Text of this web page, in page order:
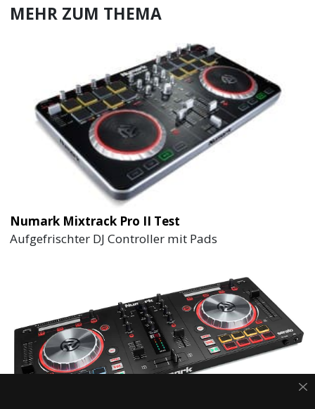
MEHR ZUM THEMA
Numark Mixtrack Pro II Test
Aufgefrischter DJ Controller mit Pads